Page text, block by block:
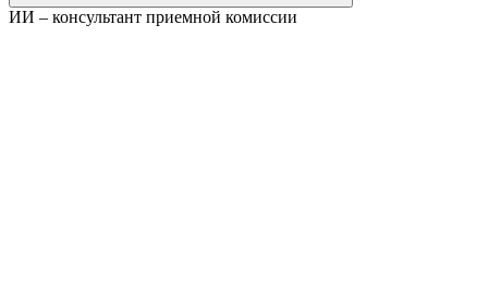
ИИ – консультант приемной комиссии